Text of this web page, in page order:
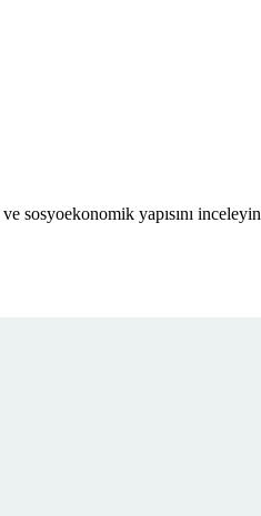
sosyoekonomik yapısını inceleyin